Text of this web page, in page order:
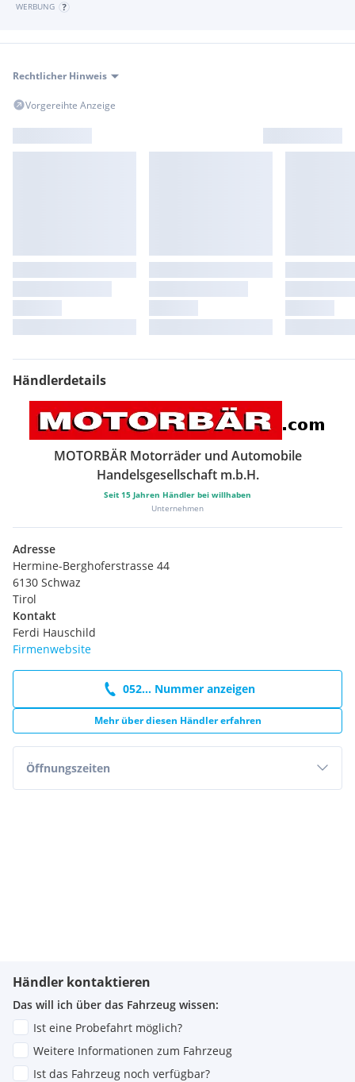
WERBUNG
Rechtlicher Hinweis
Vorgereihte Anzeige
Händlerdetails
MOTORBÄR Motorräder und Automobile
Handelsgesellschaft m.b.H.
Seit 15 Jahren Händler bei willhaben
Unternehmen
Adresse
Hermine-Berghoferstrasse 44
6130 Schwaz
Tirol
Kontakt
Ferdi Hauschild
Firmenwebsite
052... Nummer anzeigen
Mehr über diesen Händler erfahren
Öffnungszeiten
Händler kontaktieren
Das will ich über das Fahrzeug wissen:
Ist eine Probefahrt möglich?
Weitere Informationen zum Fahrzeug
Ist das Fahrzeug noch verfügbar?